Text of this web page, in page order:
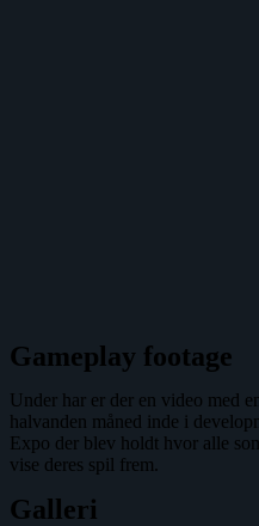
Gameplay footage
Under har er der en video med
halvanden måned inde i
Expo der blev holdt hvor alle
vise deres spil frem.
Galleri